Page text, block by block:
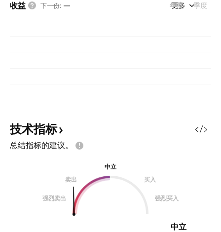
收益 下一份: — 年度 季度
更多
技术指标
总结指标的建议。
中立
卖出
买入
强烈卖出 强烈买入
中立